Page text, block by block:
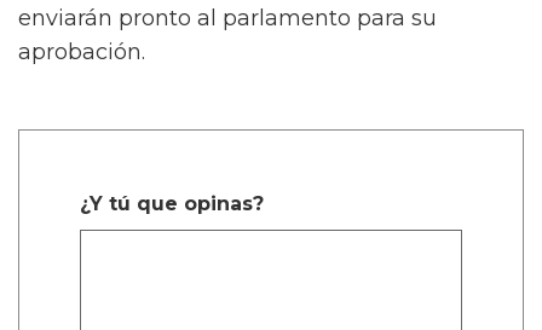
enviarán pronto al parlamento para su
aprobación.
¿Y tú que opinas?